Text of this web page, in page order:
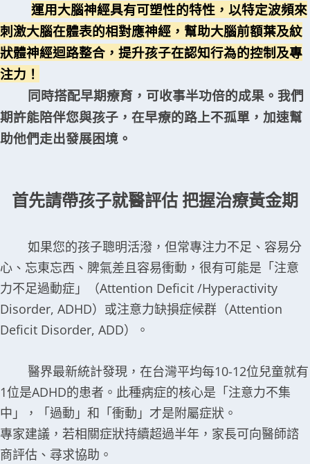
運用大腦神經具有可塑性的特性，以特定波頻來
刺激大腦在體表的相對應神經，幫助大腦前額葉及紋
狀體神經迴路整合，提升孩子在認知行為的控制及專
注力！
同時搭配早期療育，可收事半功倍的成果。我們
期許能陪伴您與孩子，在早療的路上不孤單，加速幫
助他們走出發展困境。
首先請帶孩子就醫評估 把握治療黃金期
如果您的孩子聰明活潑，但常專注力不足、容易分
心、忘東忘西、脾氣差且容易衝動，很有可能是「注意
力不足過動症」（Attention Deficit /Hyperactivity
Disorder, ADHD）或注意力缺損症候群（Attention
Deficit Disorder, ADD）。
醫界最新統計發現，在台灣平均每10-12位兒童就有
1位是ADHD的患者。此種病症的核心是「注意力不集
中」，「過動」和「衝動」才是附屬症狀。
專家建議，若相關症狀持續超過半年，家長可向醫師諮
商評估、尋求協助。